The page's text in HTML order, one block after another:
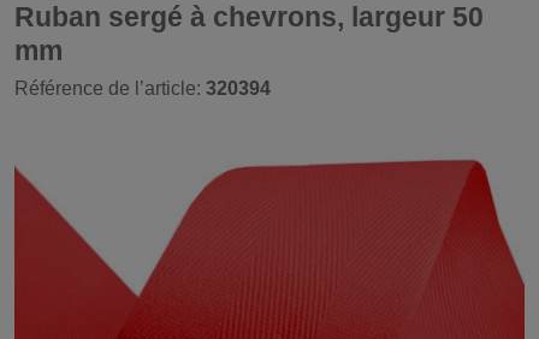
Ruban sergé à chevrons, largeur 50
mm
Référence de l’article: 320394